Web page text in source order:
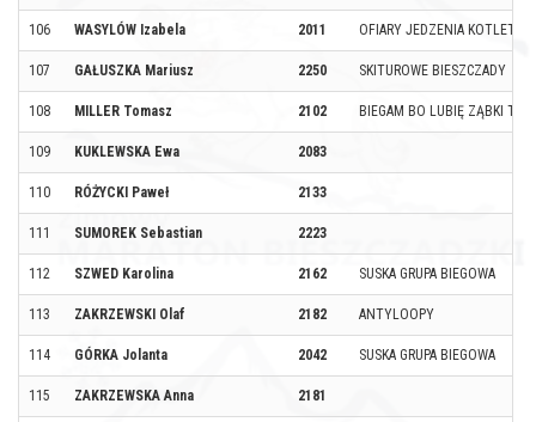
106 WASYLÓW Izabela 2011 OFIARY JEDZENIA KOTLETÓW
107 GAŁUSZKA Mariusz 2250 SKITUROWE BIESZCZADY
108 MILLER Tomasz 2102 BIEGAM BO LUBIĘ ZĄBKI
109 KUKLEWSKA Ewa 2083
110 RÓŻYCKI Paweł 2133
111 SUMOREK Sebastian 2223
112 SZWED Karolina 2162 SUSKA GRUPA BIEGOWA
113 ZAKRZEWSKI Olaf 2182 ANTYLOOPY
114 GÓRKA Jolanta 2042 SUSKA GRUPA BIEGOWA
115 ZAKRZEWSKA Anna 2181